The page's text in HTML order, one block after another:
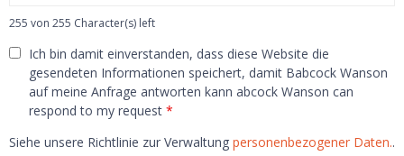
255 von 255 Character(s) left
Ich bin damit einverstanden, dass diese Website die
gesendeten Informationen speichert, damit Babcock Wanson
auf meine Anfrage antworten kann abcock Wanson can
respond to my request *
Siehe unsere Richtlinie zur Verwaltung personenbezogener Daten..